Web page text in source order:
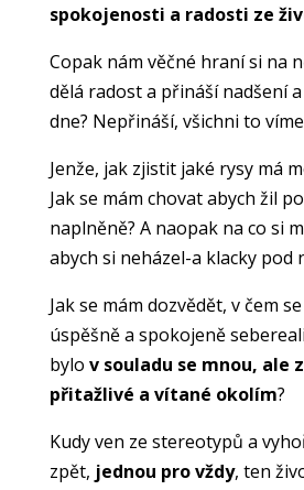
spokojenosti a radosti ze
Copak nám věčné hraní si na
dělá radost a přináší nadšení
dne? Nepřináší, všichni to
Jenže, jak zjistit jaké rysy má
Jak se mám chovat abych žil
naplněně? A naopak na co si
abych si neházel-a klacky pod
Jak se mám dozvědět, v čem
úspěšně a spokojeně
bylo v souladu se mnou, ale
přitažlivé a vítané okolím?
Kudy ven ze stereotypů a
zpět, jednou pro vždy, ten